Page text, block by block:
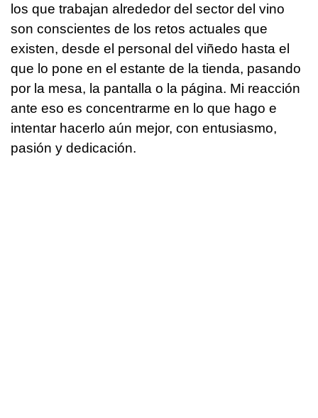
los que trabajan alrededor del sector del vino
son conscientes de los retos actuales que
existen, desde el personal del viñedo hasta el
que lo pone en el estante de la tienda, pasando
por la mesa, la pantalla o la página. Mi reacción
ante eso es concentrarme en lo que hago e
intentar hacerlo aún mejor, con entusiasmo,
pasión y dedicación.